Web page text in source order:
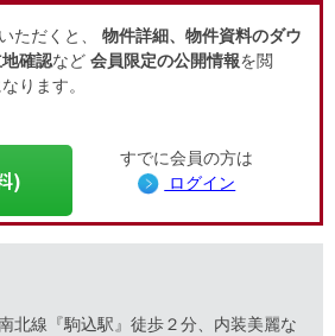
ただくと、 物件詳細、物件資料のダウ
確認など 会員限定の公開情報を閲
ります。
)
すでに会員の方は
ログイン
北線『駒込駅』徒歩２分、内装美麗な